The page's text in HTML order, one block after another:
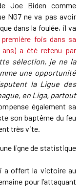
Joe Biden comme
NG7 ne va pas avoir
dans la foulée, il va
fois dans sa
ans) a été retenu par
sélection, je ne la
une opportunité
la Ligue des
en Liga, partout
également sa
son baptême du feu
très vite.
une ligne de statistique
a offert la victoire au
pour l’attaquant